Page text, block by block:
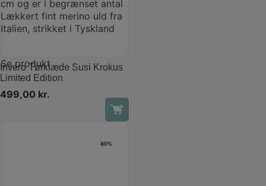
Se produkt
Invero Tørklæde Susi Krokus
Limited Edition
499,00 kr.
80%